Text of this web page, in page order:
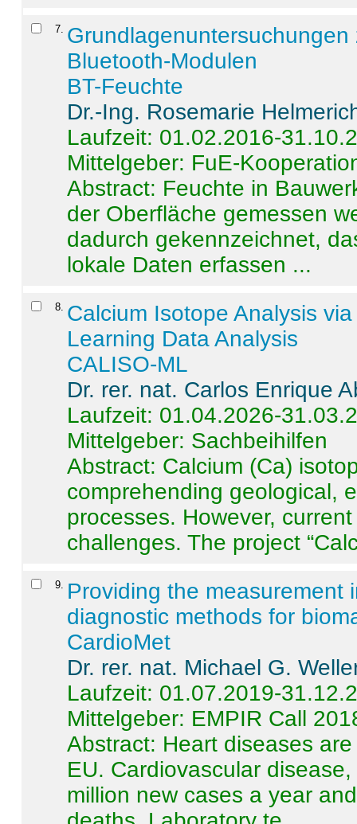
7
Bluetooth-Modulen
BT-Feuchte
Dr.-Ing. Rosemarie
Laufzeit: 01.02.2016-
Mittelgeber: FuE-
Abstract: Feuchte in
der Oberfläche gemessen
dadurch gekennzeichnet,
lokale Daten erfassen ...
8 Calcium Isotope Analysis
Learning Data Analysis
CALISO-ML
Dr. rer. nat. Carlos Enrique
Laufzeit: 01.04.2026-
Mittelgeber: Sachbeihilfen
Abstract: Calcium (Ca)
comprehending geological,
processes. However,
challenges. The project
9
Providing the measurement
diagnostic methods for
CardioMet
Dr. rer. nat. Michael G.
Laufzeit: 01.07.2019-
Mittelgeber: EMPIR Call
Abstract: Heart diseases
EU. Cardiovascular
million new cases a year